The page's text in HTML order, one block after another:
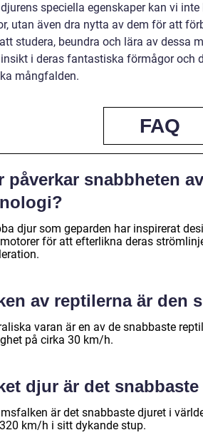
speciella egenskaper kan vi
utan även dra nytta av dem för att
studera, beundra och lära av dessa
i deras fantastiska förmågor och
mångfalden.
FAQ
påverkar snabbheten
djur som geparden har inspirerat
för att efterlikna deras
av reptilerna är den
varan är en av de snabbaste
på cirka 30 km/h.
djur är det
är det snabbaste djuret i
km/h i sitt dykande stup.